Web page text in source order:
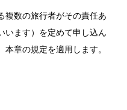
複数の旅行者がその責任あ
います）を定めて申し込ん
章の規定を適用します。